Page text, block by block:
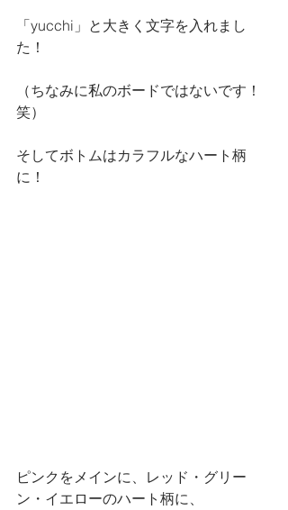
「yucchi」と大きく文字を入れまし
た！
（ちなみに私のボードではないです！
笑）
そしてボトムはカラフルなハート柄
に！
ピンクをメインに、レッド・グリー
ン・イエローのハート柄に、